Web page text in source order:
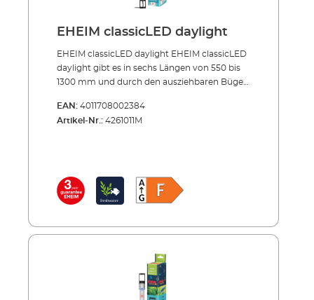
EHEIM classicLED daylight
EHEIM classicLED daylight EHEIM classicLED
daylight gibt es in sechs Längen von 550 bis
1300 mm und durch den ausziehbaren Bügel
passt sich jedem Aquarium bis zu einer Breite
von 1,30 Metern perfekt an. Sie leuchtet dieses
passt unter alle Abdeckungen und ist somit
für nahezu alle Aquarien einsetzbar. Mit einer
gesundes Wachstum von Fischen und
Betrachter angenehm klar. Der
Stromverbrauch der EHEIM classicLED misst
je nach Länge 7,7 bis 17,3 Watt. EHEIM
EAN: 4011708002384
Artikel-Nr.: 4261011M